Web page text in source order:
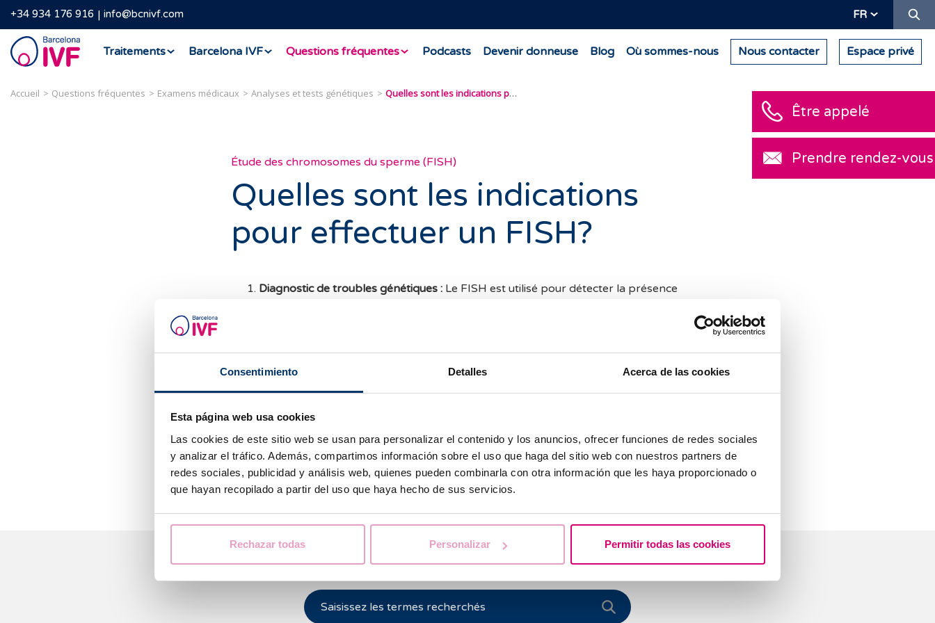
Consentimiento Detalles Acerca de las cookies
Esta página web usa cookies
Las cookies de este sitio web se usan para personalizar el contenido y los anuncios, ofrecer funciones de redes sociales
y analizar el tráfico. Además, compartimos información sobre el uso que haga del sitio web con nuestros partners de
redes sociales, publicidad y análisis web, quienes pueden combinarla con otra información que les haya proporcionado o
que hayan recopilado a partir del uso que haya hecho de sus servicios.
Rechazar todas Personalizar Permitir todas las cookies
+34 934 176 916 info@bcnivf.com FR
Barcelona
IVF
Traitements Barcelona IVF Questions fréquentes Podcasts Devenir donneuse Blog Où sommes-nous Nous contacter Espace privé
Accueil Questions fréquentes Examens médicaux Analyses et tests génétiques Quelles sont les indications pour effectuer un FISH?
Étude des chromosomes du sperme (FISH)
Quelles sont les indications
pour effectuer un FISH?
Diagnostic de troubles génétiques : Le FISH est utilisé pour détecter la présence
dans les spermatozoïdes, ce qui peut aider à déterminer les causes de l’infertilité.
Études tumorales :
le FISH est utilisé pour détecter la présence de certains
oncogènes et suppresseurs de tumeurs dans les cellules tumorales, ce qui permet de
Il est important de mentionner que ce ne sont que quelques-unes des indications
courantes pour le FISH, et il est recommandé de consulter un médecin spécialiste pour
déterminer si ce test est approprié dans votre cas particulier.
Nous vous aidons à trouver les réponses à vos questions
Être appelé
Prendre rendez-vous